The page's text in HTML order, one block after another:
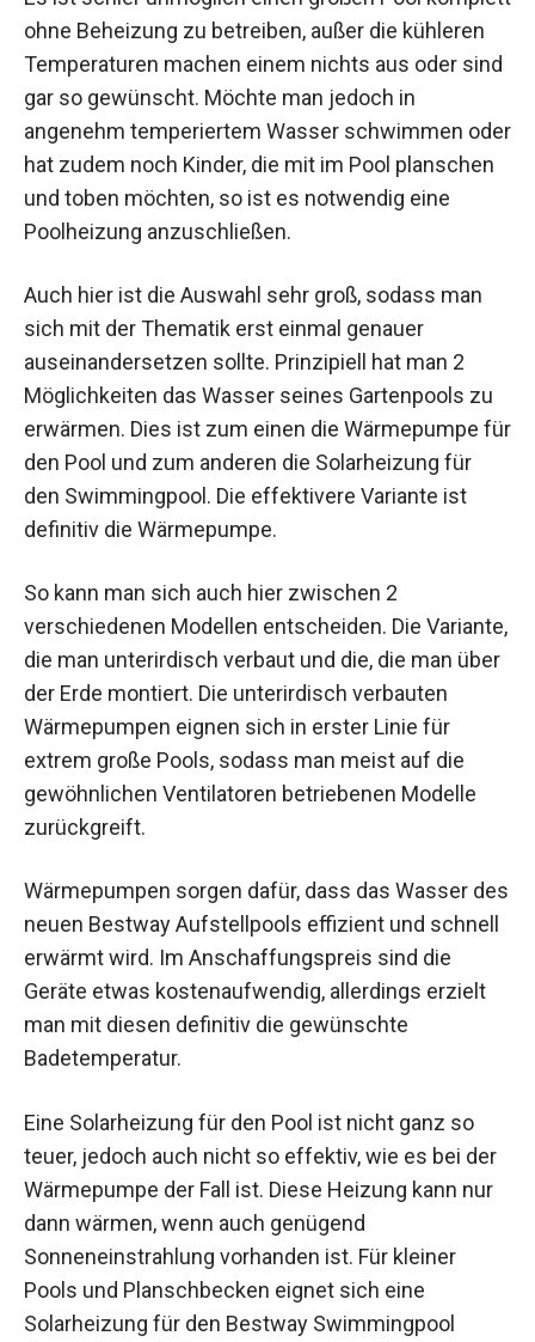
ohne Beheizung zu betreiben, außer die kühleren
Temperaturen machen einem nichts aus oder sind
gar so gewünscht. Möchte man jedoch in
angenehm temperiertem Wasser schwimmen oder
hat zudem noch Kinder, die mit im Pool planschen
und toben möchten, so ist es notwendig eine
Poolheizung anzuschließen.
Auch hier ist die Auswahl sehr groß, sodass man
sich mit der Thematik erst einmal genauer
auseinandersetzen sollte. Prinzipiell hat man 2
Möglichkeiten das Wasser seines Gartenpools zu
erwärmen. Dies ist zum einen die Wärmepumpe für
den Pool und zum anderen die Solarheizung für
den Swimmingpool. Die effektivere Variante ist
definitiv die Wärmepumpe.
So kann man sich auch hier zwischen 2
verschiedenen Modellen entscheiden. Die Variante,
die man unterirdisch verbaut und die, die man über
der Erde montiert. Die unterirdisch verbauten
Wärmepumpen eignen sich in erster Linie für
extrem große Pools, sodass man meist auf die
gewöhnlichen Ventilatoren betriebenen Modelle
zurückgreift.
Wärmepumpen sorgen dafür, dass das Wasser des
neuen Bestway Aufstellpools effizient und schnell
erwärmt wird. Im Anschaffungspreis sind die
Geräte etwas kostenaufwendig, allerdings erzielt
man mit diesen definitiv die gewünschte
Badetemperatur.
Eine Solarheizung für den Pool ist nicht ganz so
teuer, jedoch auch nicht so effektiv, wie es bei der
Wärmepumpe der Fall ist. Diese Heizung kann nur
dann wärmen, wenn auch genügend
Sonneneinstrahlung vorhanden ist. Für kleiner
Pools und Planschbecken eignet sich eine
Solarheizung für den Bestway Swimmingpool